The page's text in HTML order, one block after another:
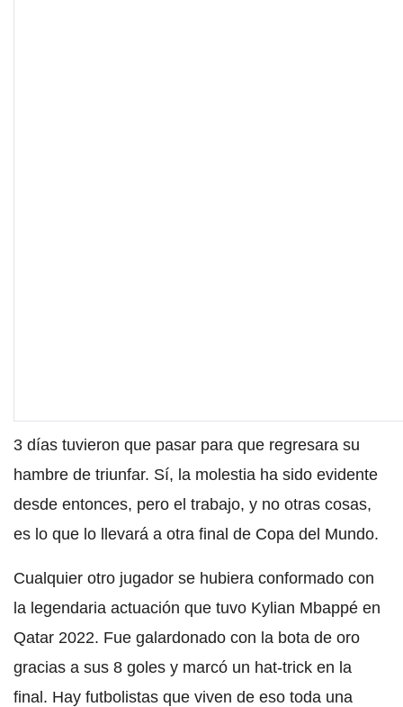
3 días tuvieron que pasar para que regresara su
hambre de triunfar. Sí, la molestia ha sido evidente
desde entonces, pero el trabajo, y no otras cosas,
es lo que lo llevará a otra final de Copa del Mundo.
Cualquier otro jugador se hubiera conformado con
la legendaria actuación que tuvo Kylian Mbappé en
Qatar 2022. Fue galardonado con la bota de oro
gracias a sus 8 goles y marcó un hat-trick en la
final. Hay futbolistas que viven de eso toda una